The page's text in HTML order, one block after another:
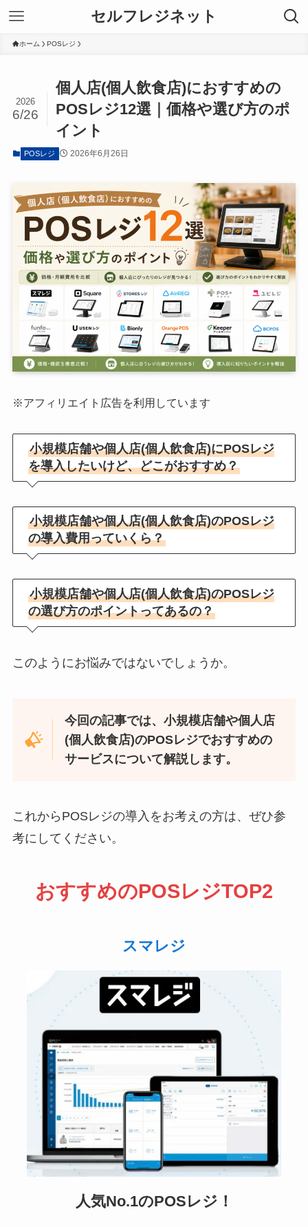
セルフレジネット
ホーム POSレジ
個人店(個人飲食店)におすすめの
POSレジ12選｜価格や選び方のポ
イント
2026
6/26
POSレジ 2026年6月26日
※アフィリエイト広告を利用しています
小規模店舗や個人店(個人飲食店)にPOSレジ
を導入したいけど、どこがおすすめ？
小規模店舗や個人店(個人飲食店)のPOSレジ
の導入費用っていくら？
小規模店舗や個人店(個人飲食店)のPOSレジ
の選び方のポイントってあるの？
このようにお悩みではないでしょうか。
今回の記事では、小規模店舗や個人店
(個人飲食店)のPOSレジでおすすめの
サービスについて解説します。
これからPOSレジの導入をお考えの方は、ぜひ参
考にしてください。
おすすめのPOSレジTOP2
スマレジ
人気No.1のPOSレジ！